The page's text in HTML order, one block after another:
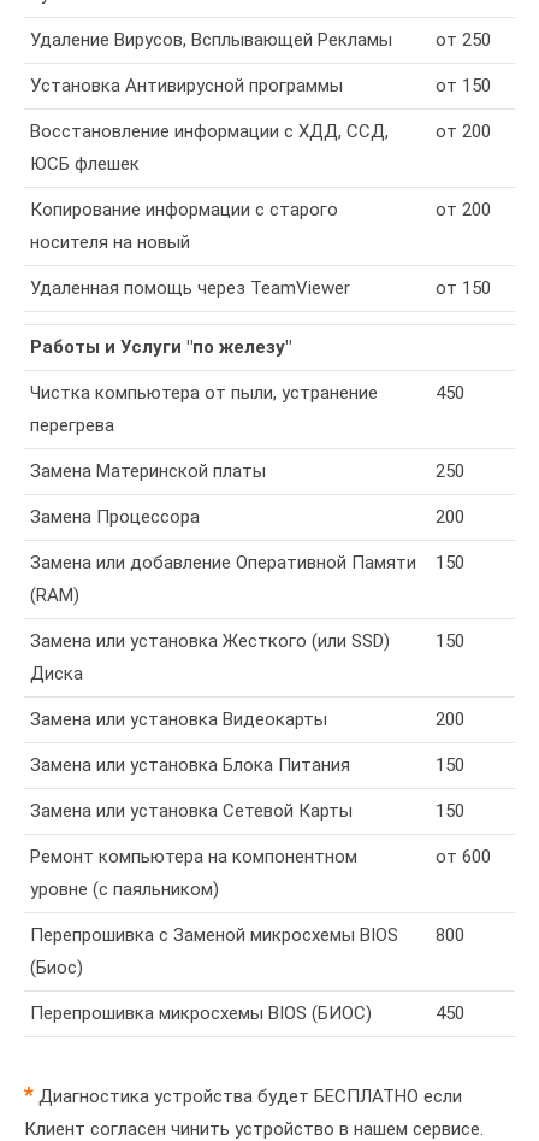
Удаление Вирусов, Всплывающей Рекламы от 250
Установка Антивирусной программы от 150
Восстановление информации с ХДД, ССД,
ЮСБ флешек
от 200
Копирование информации с старого
носителя на новый
от 200
Удаленная помощь через TeamViewer от 150
Работы и Услуги "по железу"
Чистка компьютера от пыли, устранение
перегрева
450
Замена Материнской платы 250
Замена Процессора 200
Замена или добавление Оперативной Памяти
(RAM)
150
Замена или установка Жесткого (или SSD)
Диска
150
Замена или установка Видеокарты 200
Замена или установка Блока Питания 150
Замена или установка Сетевой Карты 150
Ремонт компьютера на компонентном
уровне (с паяльником)
от 600
Перепрошивка с Заменой микросхемы BIOS
(Биос)
800
Перепрошивка микросхемы BIOS (БИОС) 450
* Диагностика устройства будет БЕСПЛАТНО если
Клиент согласен чинить устройство в нашем сервисе.